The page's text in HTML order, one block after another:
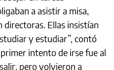
a asistir a misa,
directoras. Ellas insistían
y estudiar”, contó
intento de irse fue al
pero volvieron a